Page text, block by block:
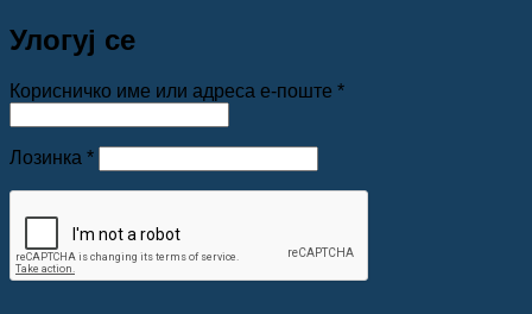
Улогуј се
Корисничко име или адреса е-поште *Обавезно
Лозинка *Обавезно